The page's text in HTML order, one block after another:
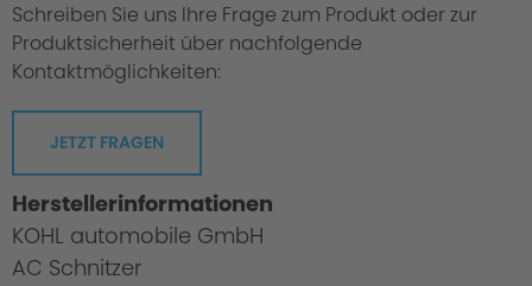
Schreiben Sie uns Ihre Frage zum Produkt oder zur
Produktsicherheit über nachfolgende
Kontaktmöglichkeiten:
JETZT FRAGEN
Herstellerinformationen
KOHL automobile GmbH
AC Schnitzer